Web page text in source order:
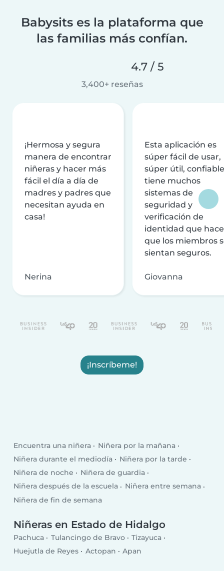
Babysits es la plataforma que
las familias más confían.
4.7 / 5
3,400+ reseñas
¡Hermosa y segura
manera de encontrar
niñeras y hacer más
fácil el día a día de
madres y padres que
necesitan ayuda en
casa!
Nerina
Esta aplicación es
súper fácil de usar,
súper útil,
tiene muchos
sistemas de
seguridad y
verificación de
identidad que
que los miembros
sientan seguros.
Giovanna
¡Inscríbeme!
Encuentra una niñera
Niñera por la mañana
Niñera durante el mediodía
Niñera por la tarde
Niñera de noche
Niñera de guardia
Niñera después de la escuela
Niñera entre semana
Niñera de fin de semana
Niñeras en Estado de Hidalgo
Pachuca Tulancingo de Bravo
Tizayuca
Huejutla de Reyes
Actopan Apan